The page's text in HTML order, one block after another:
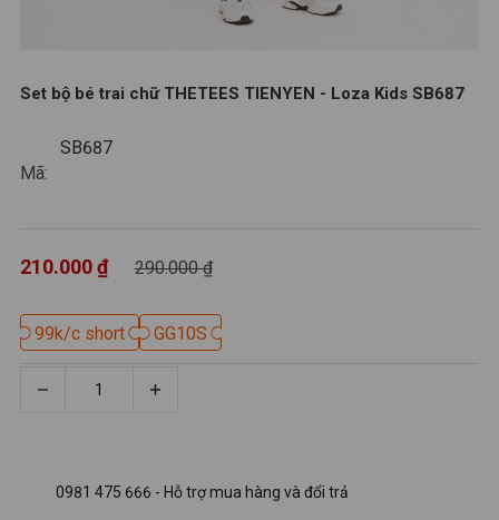
Set bộ bé trai chữ THETEES TIENYEN - Loza Kids SB687
Mã:
290.000 ₫
210.000 ₫
0981 475 666 - Hỗ trợ mua hàng và đổi trả
SB687
99k/c short
99k/c short GG10S
GG10S